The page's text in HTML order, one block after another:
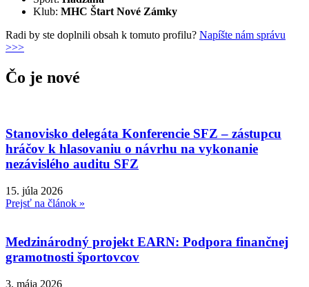
Klub: MHC Štart Nové Zámky
Radi by ste doplnili obsah k tomuto profilu? Napíšte nám správu
>>>
Čo je nové
Stanovisko delegáta Konferencie SFZ – zástupcu
hráčov k hlasovaniu o návrhu na vykonanie
nezávislého auditu SFZ
15. júla 2026
Prejsť na článok »
Medzinárodný projekt EARN: Podpora finančnej
gramotnosti športovcov
3. mája 2026